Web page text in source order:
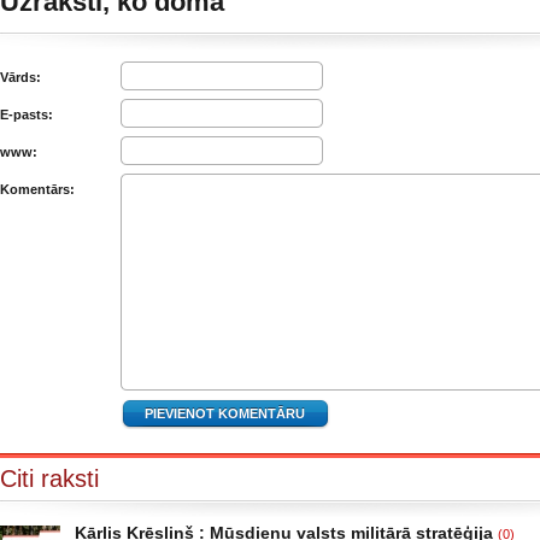
Vārds:
E-pasts:
www:
Komentārs:
Citi raksti
Kārlis Krēsliņš : Mūsdienu valsts militārā stratēģija (0)